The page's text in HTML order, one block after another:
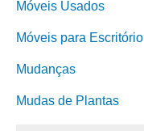
Móveis Usados
Móveis para Escritório
Mudanças
Mudas de Plantas